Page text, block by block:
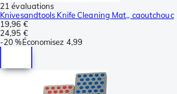
21 évaluations
Knivesandtools Knife Cleaning Mat,, caoutchouc
19,96 €
24,95 €
-20 %Économisez 4,99